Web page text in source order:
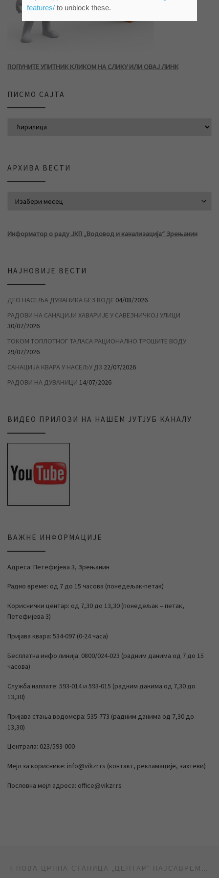
ПОПУНИТЕ УПИТНИК КЛИКОМ НА СЛИКУ ИЛИ ОВАЈ ЛИНК
ПИСМО САЈТА
АРХИВА ВЕСТИ
Информатор о раду ЈКП „Водовод и канализација“ Зрењанин
НАЈНОВИЈЕ ВЕСТИ
ДЕО НАСЕЉА ДУВАНИКА БЕЗ ВОДЕ 04/08/2026
РАДОВИ НА САНАЦИЈИ ХАВАРИЈЕ У САВЕЗНИЧКОЈ УЛИЦИ
30/07/2026
ТОКОМ ТОПЛОТНОГ ТАЛАСА РАЦИОНАЛНО ТРОШИТЕ ВОДУ
29/07/2026
САНАЦИЈА КВАРА У НАСЕЉУ Д3 22/07/2026
РАДОВИ НА ДУВАНИЦИ 14/07/2026
ВИДЕО ПРИЛОЗИ НА НАШЕМ ЈУТЈУБ КАНАЛУ
ВАЖНЕ ИНФОРМАЦИЈЕ
Адреса: Петефијева 3, Зрењанин
Радно време: од 7 до 15 часова (понедељак-петак)
Кориснички центар: од 7,30 до 13,30 (понедељак – петак,
Петефијева 3)
Пријава квара: 534-097 (0-24 часа)
Бесплатна инфо линија: 0800/024-023 (радним данима од 7 до 15
часова)
Служба наплате: 593-014 и 593-015 (радним данима од 7,30 до
13,30)
Пријава стања водомера: 535-773 (радним данима од 7,30 до
13,30)
Централа: 023/593-000
Мејл за кориснике: info@vikzr.rs (контакт, рекламације, захтеви)
Пословна мејл адреса: office@vikzr.rs
Post navigation
features/to unblock these.